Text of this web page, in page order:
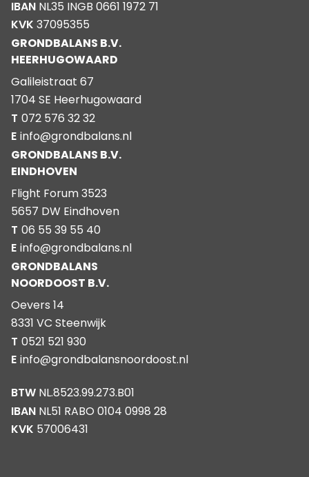
IBAN NL35 INGB 0661 1972 71
KVK 37095355
GRONDBALANS B.V.
HEERHUGOWAARD
Galileistraat 67
1704 SE Heerhugowaard
T 072 576 32 32
E info@grondbalans.nl
GRONDBALANS B.V.
EINDHOVEN
Flight Forum 3523
5657 DW Eindhoven
T 06 55 39 55 40
E info@grondbalans.nl
GRONDBALANS
NOORDOOST B.V.
Oevers 14
8331 VC Steenwijk
T 0521 521 930
E info@grondbalansnoordoost.nl
BTW NL.8523.99.273.B01
IBAN NL51 RABO 0104 0998 28
KVK 57006431